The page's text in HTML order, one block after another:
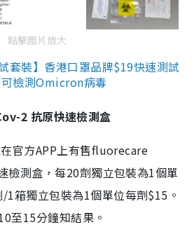
點擊圖片放大
套裝】香港口罩品牌$19快速測試
檢測Omicron病毒
2 抗原快速檢測盒
官方APP上有售fluorecare
檢測盒，每20劑獨立包裝為1個單
箱獨立包裝為1個單位每劑$15。
至15分鐘知結果。